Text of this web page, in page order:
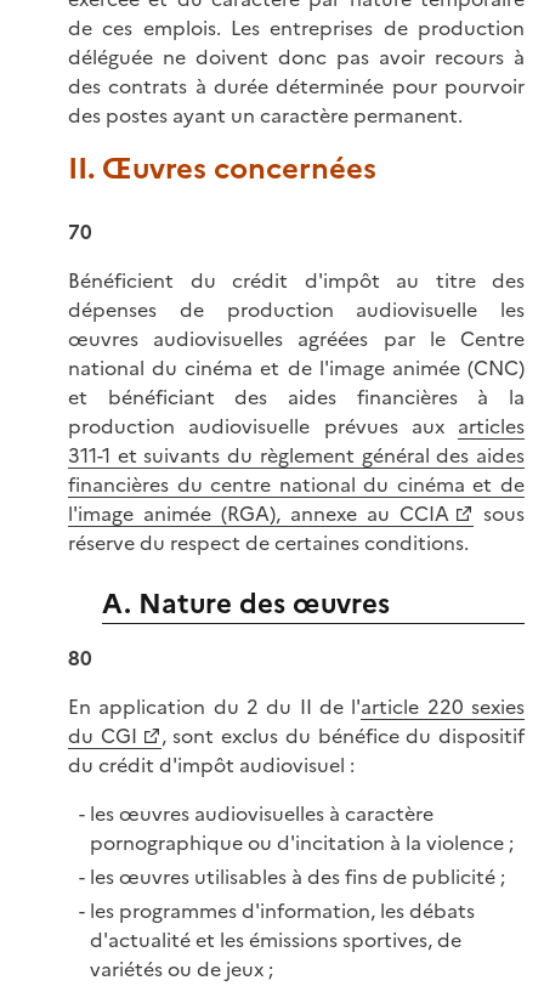
de ces emplois. Les entreprises de production
déléguée ne doivent donc pas avoir recours à
des contrats à durée déterminée pour pourvoir
des postes ayant un caractère permanent.
II. Œuvres concernées
70
Bénéficient du crédit d'impôt au titre des
dépenses de production audiovisuelle les
œuvres audiovisuelles agréées par le Centre
national du cinéma et de l'image animée (CNC)
et bénéficiant des aides financières à la
production audiovisuelle prévues aux articles
311-1 et suivants du règlement général des aides
financières du centre national du cinéma et de
l'image animée (RGA), annexe au CCIA
sous
réserve du respect de certaines conditions.
A. Nature des œuvres
80
En application du 2 du II de l'article 220 sexies
du CGI
, sont exclus du bénéfice du dispositif
du crédit d'impôt audiovisuel :
les œuvres audiovisuelles à caractère
pornographique ou d'incitation à la violence ;
les œuvres utilisables à des fins de publicité ;
les programmes d'information, les débats
d'actualité et les émissions sportives, de
variétés ou de jeux ;